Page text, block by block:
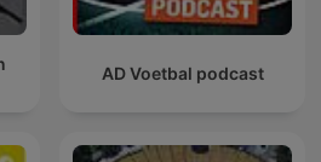
AD Voetbal podcast